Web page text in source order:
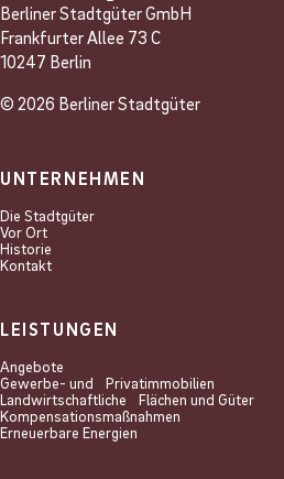
Berliner Stadtgüter GmbH
Frankfurter Allee 73 C
10247 Berlin
© 2026 Berliner Stadtgüter
UNTERNEHMEN
Die Stadtgüter
Vor Ort
Historie
Kontakt
LEISTUNGEN
Angebote
Gewerbe- und Privat­immobilien
Landwirtschaftliche Flächen und Güter
Kompensations­maßnahmen
Erneuerbare Energien